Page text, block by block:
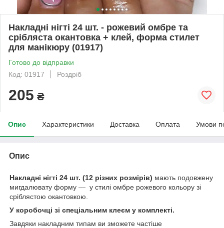
Накладні нігті 24 шт. - рожевий омбре та
срібляста окантовка + клей, форма стилет
для манікюру (01917)
Готово до відправки
Код: 01917
Роздріб
205 ₴
Опис Характеристики Доставка Оплата Умови
Опис
Накладні нігті 24 шт. (12 різних розмірів) мають подовжену
мигдалювату форму — у стилі омбре рожевого кольору зі
сріблястою окантовкою.
У коробочці зі спеціальним клеєм у комплекті.
Завдяки накладним типам ви зможете частіше